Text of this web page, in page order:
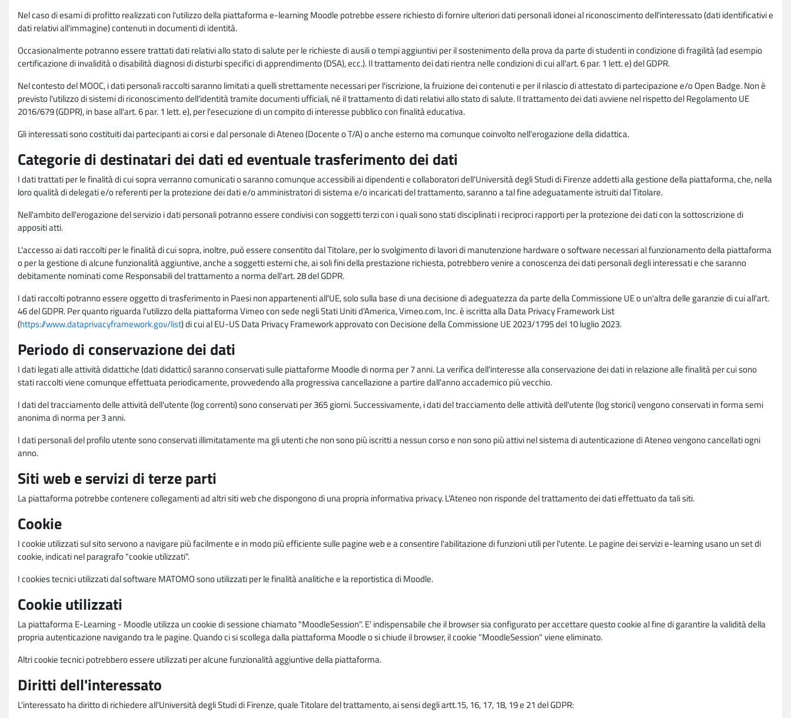
Nel caso di esami di profitto realizzati con l'utilizzo della piattaforma e-learning Moodle potrebbe essere richiesto di fornire ulteriori dati personali idonei al riconoscimento dell'interessato (dati identificativi e
dati relativi all'immagine) contenuti in documenti di identità.
Occasionalmente potranno essere trattati dati relativi allo stato di salute per le richieste di ausili o tempi aggiuntivi per il sostenimento della prova da parte di studenti in condizione di fragilità (ad esempio
certificazione di invalidità o disabilità diagnosi di disturbi specifici di apprendimento (DSA), ecc.). Il trattamento dei dati rientra nelle condizioni di cui all'art. 6 par. 1 lett. e) del GDPR.
Nel contesto del MOOC, i dati personali raccolti saranno limitati a quelli strettamente necessari per l'iscrizione, la fruizione dei contenuti e per il rilascio di attestato di partecipazione e/o Open Badge. Non è
previsto l'utilizzo di sistemi di riconoscimento dell'identità tramite documenti ufficiali, né il trattamento di dati relativi allo stato di salute. Il trattamento dei dati avviene nel rispetto del Regolamento UE
2016/679 (GDPR), in base all'art. 6 par. 1 lett. e), per l'esecuzione di un compito di interesse pubblico con finalità educativa.
Gli interessati sono costituiti dai partecipanti ai corsi e dal personale di Ateneo (Docente o T/A) o anche esterno ma comunque coinvolto nell'erogazione della didattica.
Categorie di destinatari dei dati ed eventuale trasferimento dei dati
I dati trattati per le finalità di cui sopra verranno comunicati o saranno comunque accessibili ai dipendenti e collaboratori dell'Università degli Studi di Firenze addetti alla gestione della piattaforma, che, nella
loro qualità di delegati e/o referenti per la protezione dei dati e/o amministratori di sistema e/o incaricati del trattamento, saranno a tal fine adeguatamente istruiti dal Titolare.
Nell'ambito dell'erogazione del servizio i dati personali potranno essere condivisi con soggetti terzi con i quali sono stati disciplinati i reciproci rapporti per la protezione dei dati con la sottoscrizione di
appositi atti.
L'accesso ai dati raccolti per le finalità di cui sopra, inoltre, può essere consentito dal Titolare, per lo svolgimento di lavori di manutenzione hardware o software necessari al funzionamento della piattaforma
o per la gestione di alcune funzionalità aggiuntive, anche a soggetti esterni che, ai soli fini della prestazione richiesta, potrebbero venire a conoscenza dei dati personali degli interessati e che saranno
debitamente nominati come Responsabili del trattamento a norma dell'art. 28 del GDPR.
I dati raccolti potranno essere oggetto di trasferimento in Paesi non appartenenti all'UE, solo sulla base di una decisione di adeguatezza da parte della Commissione UE o un'altra delle garanzie di cui all'art.
46 del GDPR. Per quanto riguarda l'utilizzo della piattaforma Vimeo con sede negli Stati Uniti d'America, Vimeo.com, Inc. è iscritta alla Data Privacy Framework List
(https://www.dataprivacyframework.gov/list) di cui al EU-US Data Privacy Framework approvato con Decisione della Commissione UE 2023/1795 del 10 luglio 2023.
Periodo di conservazione dei dati
I dati legati alle attività didattiche (dati didattici) saranno conservati sulle piattaforme Moodle di norma per 7 anni. La verifica dell'interesse alla conservazione dei dati in relazione alle finalità per cui sono
stati raccolti viene comunque effettuata periodicamente, provvedendo alla progressiva cancellazione a partire dall'anno accademico più vecchio.
I dati del tracciamento delle attività dell'utente (log correnti) sono conservati per 365 giorni. Successivamente, i dati del tracciamento delle attività dell'utente (log storici) vengono conservati in forma semi
anonima di norma per 3 anni.
I dati personali del profilo utente sono conservati illimitatamente ma gli utenti che non sono più iscritti a nessun corso e non sono più attivi nel sistema di autenticazione di Ateneo vengono cancellati ogni
anno.
Siti web e servizi di terze parti
La piattaforma potrebbe contenere collegamenti ad altri siti web che dispongono di una propria informativa privacy. L'Ateneo non risponde del trattamento dei dati effettuato da tali siti.
Cookie
I cookie utilizzati sul sito servono a navigare più facilmente e in modo più efficiente sulle pagine web e a consentire l'abilitazione di funzioni utili per l'utente. Le pagine dei servizi e-learning usano un set di
cookie, indicati nel paragrafo "cookie utilizzati".
I cookies tecnici utilizzati dal software MATOMO sono utilizzati per le finalità analitiche e la reportistica di Moodle.
Cookie utilizzati
La piattaforma E-Learning - Moodle utilizza un cookie di sessione chiamato "MoodleSession". E' indispensabile che il browser sia configurato per accettare questo cookie al fine di garantire la validità della
propria autenticazione navigando tra le pagine. Quando ci si scollega dalla piattaforma Moodle o si chiude il browser, il cookie "MoodleSession" viene eliminato.
Altri cookie tecnici potrebbero essere utilizzati per alcune funzionalità aggiuntive della piattaforma.
Diritti dell'interessato
L'interessato ha diritto di richiedere all'Università degli Studi di Firenze, quale Titolare del trattamento, ai sensi degli artt.15, 16, 17, 18, 19 e 21 del GDPR: